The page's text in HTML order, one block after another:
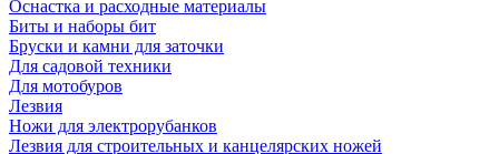
Оснастка и расходные материалы
Биты и наборы бит
Бруски и камни для заточки
Для садовой техники
Для мотобуров
Лезвия
Ножи для электрорубанков
Лезвия для строительных и канцелярских ножей